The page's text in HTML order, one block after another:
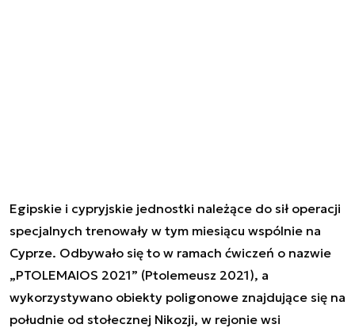
Egipskie i cypryjskie jednostki należące do sił operacji
specjalnych trenowały w tym miesiącu wspólnie na
Cyprze. Odbywało się to w ramach ćwiczeń o nazwie
„PTOLEMAIOS 2021” (Ptolemeusz 2021), a
wykorzystywano obiekty poligonowe znajdujące się na
południe od stołecznej Nikozji, w rejonie wsi